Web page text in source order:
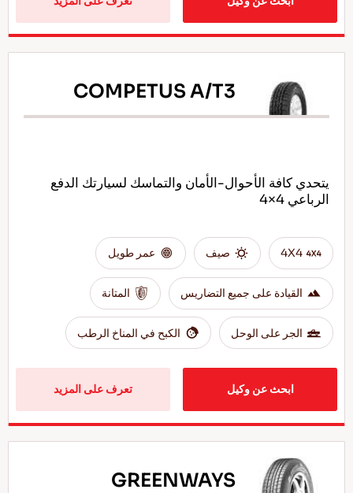
COMPETUS A/T3
يتحدي كافة الأحوال-الأمان والتماسك لسيارتك الدفع
الرباعي 4×4
4X4 صيف عمر طويل
القيادة على جميع التضاريس المتانة
الجر على الوحل الكبح في المناخ الرطب
ابحث عن وكيل تعرف على المزيد
GREENWAYS